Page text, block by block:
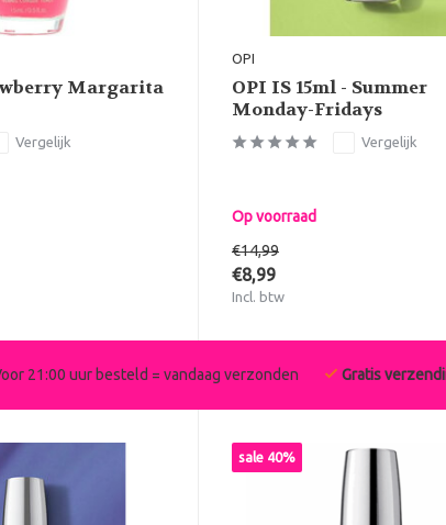
Margarita
Vergelijk
OPI
OPI IS 15ml - Summer
Monday-Fridays
Vergelijk
Op voorraad
€14,99
€8,99
Incl. btw
21:00 uur besteld = vandaag verzonden Gratis
sale 40%